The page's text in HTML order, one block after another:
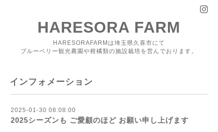
HARESORA FARM
HARESORAFARMは埼玉県久喜市にて
ブルーベリー観光農園や柑橘類の施設栽培を営んでおります。
インフォメーション
2025-01-30 08:08:00
2025シーズンも ご愛顧のほど お願い申し上げます